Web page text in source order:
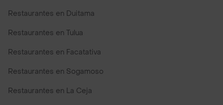
Restaurantes en Duitama
Restaurantes en Tulua
Restaurantes en Facatativa
Restaurantes en Sogamoso
Restaurantes en La Ceja